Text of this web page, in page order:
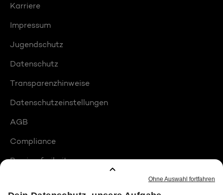
Karriere
Impressum
Jugendschutz
Datenschutz
Transparenzhinweise
Datenschutzeinstellungen
AGB
Compliance
Barrierefreiheit